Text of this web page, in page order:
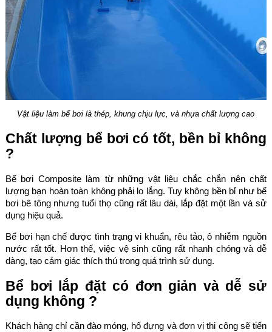
Vật liệu làm bể bơi là thép, khung chịu lực, và nhựa chất lượng cao
Chất lượng bể bơi có tốt, bền bỉ không
?
Bể bơi Composite làm từ những vật liệu chắc chắn nên chất
lượng bạn hoàn toàn không phải lo lắng. Tuy không bền bỉ như bể
bơi bê tông nhưng tuổi thọ cũng rất lâu dài, lắp đặt một lần và sử
dụng hiệu quả.
Bể bơi hạn chế được tình trạng vi khuẩn, rêu tảo, ô nhiễm nguồn
nước rất tốt. Hơn thế, việc vệ sinh cũng rất nhanh chóng và dễ
dàng, tạo cảm giác thích thú trong quá trình sử dụng.
Bể bơi lắp đặt có đơn giản và dễ sử
dụng không ?
Khách hàng chỉ cần đào móng, hố đựng và đơn vị thi công sẽ tiến